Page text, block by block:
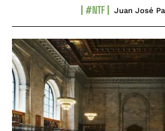
#NTF Juan José